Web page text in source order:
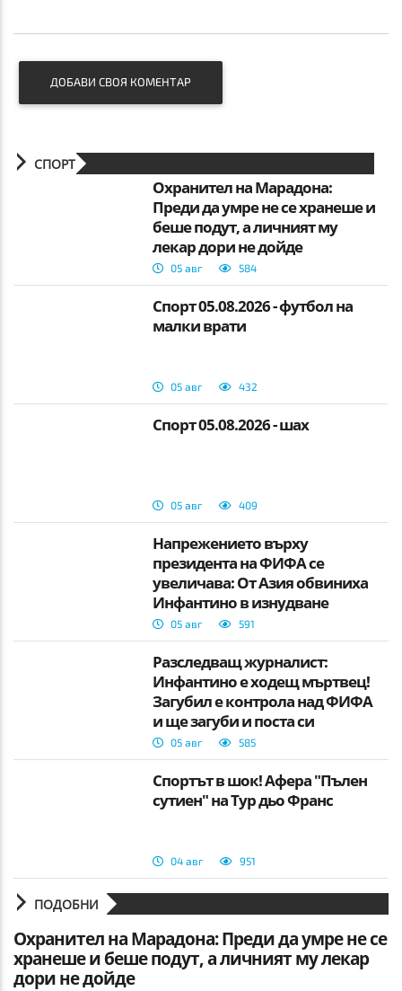
ДОБАВИ СВОЯ КОМЕНТАР
СПОРТ
Охранител на Марадона:
Преди да умре не се хранеше и
беше подут, а личният му
лекар дори не дойде
05 авг 584
Спорт 05.08.2026 - футбол на
малки врати
05 авг 432
Спорт 05.08.2026 - шах
05 авг 409
Напрежението върху
президента на ФИФА се
увеличава: От Азия обвиниха
Инфантино в изнудване
05 авг 591
Разследващ журналист:
Инфантино е ходещ мъртвец!
Загубил е контрола над ФИФА
и ще загуби и поста си
05 авг 585
Спортът в шок! Афера "Пълен
сутиен" на Тур дьо Франс
04 авг 951
ПОДОБНИ
Охранител на Марадона: Преди да умре не се
хранеше и беше подут, а личният му лекар
дори не дойде